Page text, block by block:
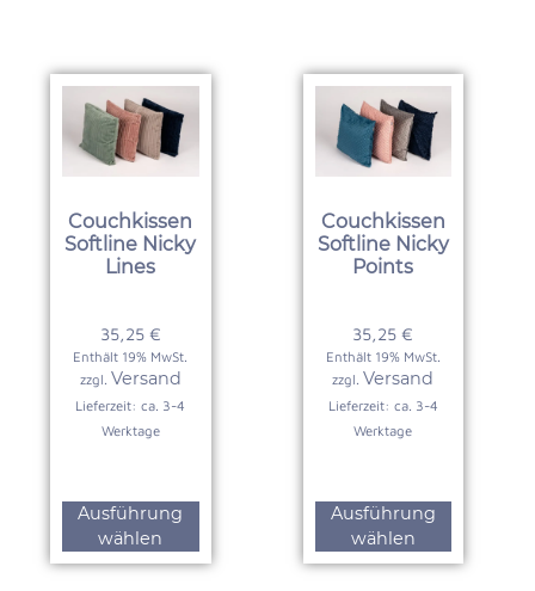
Couchkissen
Softline Nicky
Lines
35,25 €
Enthält 19% MwSt.
zzgl. Versand
Lieferzeit: ca. 3-4
Werktage
Ausführung
wählen
Couchkissen
Softline Nicky
Points
35,25€
Enthält 19% MwSt.
zzgl. Versand
Lieferzeit: ca. 3-4
Werktage
Ausführung
wählen